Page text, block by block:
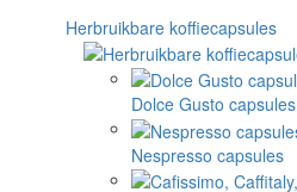
Herbruikbare koffiecapsules
Dolce Gusto capsules
Nespresso capsules